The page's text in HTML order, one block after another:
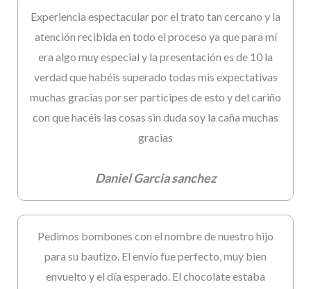
Experiencia espectacular por el trato tan cercano y la
atención recibida en todo el proceso ya que para mí
era algo muy especial y la presentación es de 10 la
verdad que habéis superado todas mis expectativas
muchas gracias por ser partícipes de esto y del cariño
con que hacéis las cosas sin duda soy la caña muchas
gracias
Daniel Garcia sanchez
Pedimos bombones con el nombre de nuestro hijo
para su bautizo. El envío fue perfecto, muy bien
envuelto y el día esperado. El chocolate estaba